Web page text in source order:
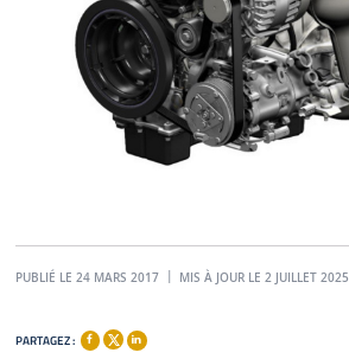
PUBLIÉ LE 24 MARS 2017 MIS À JOUR LE 2 JUILLET 2025
PARTAGEZ :